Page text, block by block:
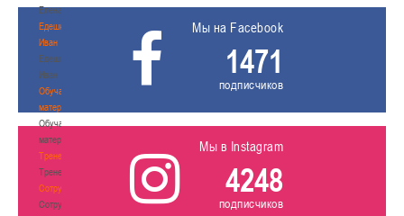
Елена
Едешко
Иван
Едешко
Иван
Обучающие
материалы
Обучающие
материалы
Тренерам
Тренерам
Сотрудничество
Сотрудничество
Мы на Facebook
1471
подписчиков
Мы в Instagram
4248
подписчиков